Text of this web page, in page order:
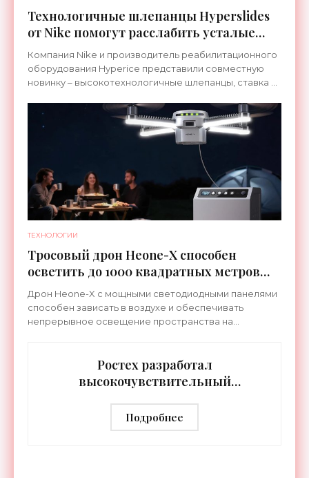
Технологичные шлепанцы Hyperslides
от Nike помогут расслабить усталые
ноги после тренировки - «Гаджеты»
Компания Nike и производитель реабилитационного
оборудования Hyperice представили совместную
новинку – высокотехнологичные шлепанцы, ставка в
ТЕХНОЛОГИИ
Тросовый дрон Heone-X способен
осветить до 1000 квадратных метров
земли - «Беспилотники»
Дрон Heone-X с мощными светодиодными панелями
способен зависать в воздухе и обеспечивать
непрерывное освещение пространства на
Ростех разработал
высокочувствительный
дальностью распознавания до 2 км
- «Гаджеты»
Подробнее